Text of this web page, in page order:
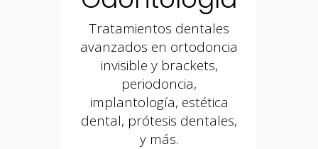
Tratamientos dentales
avanzados en ortodoncia
invisible y brackets,
periodoncia,
implantología, estética
dental, prótesis dentales,
y más.